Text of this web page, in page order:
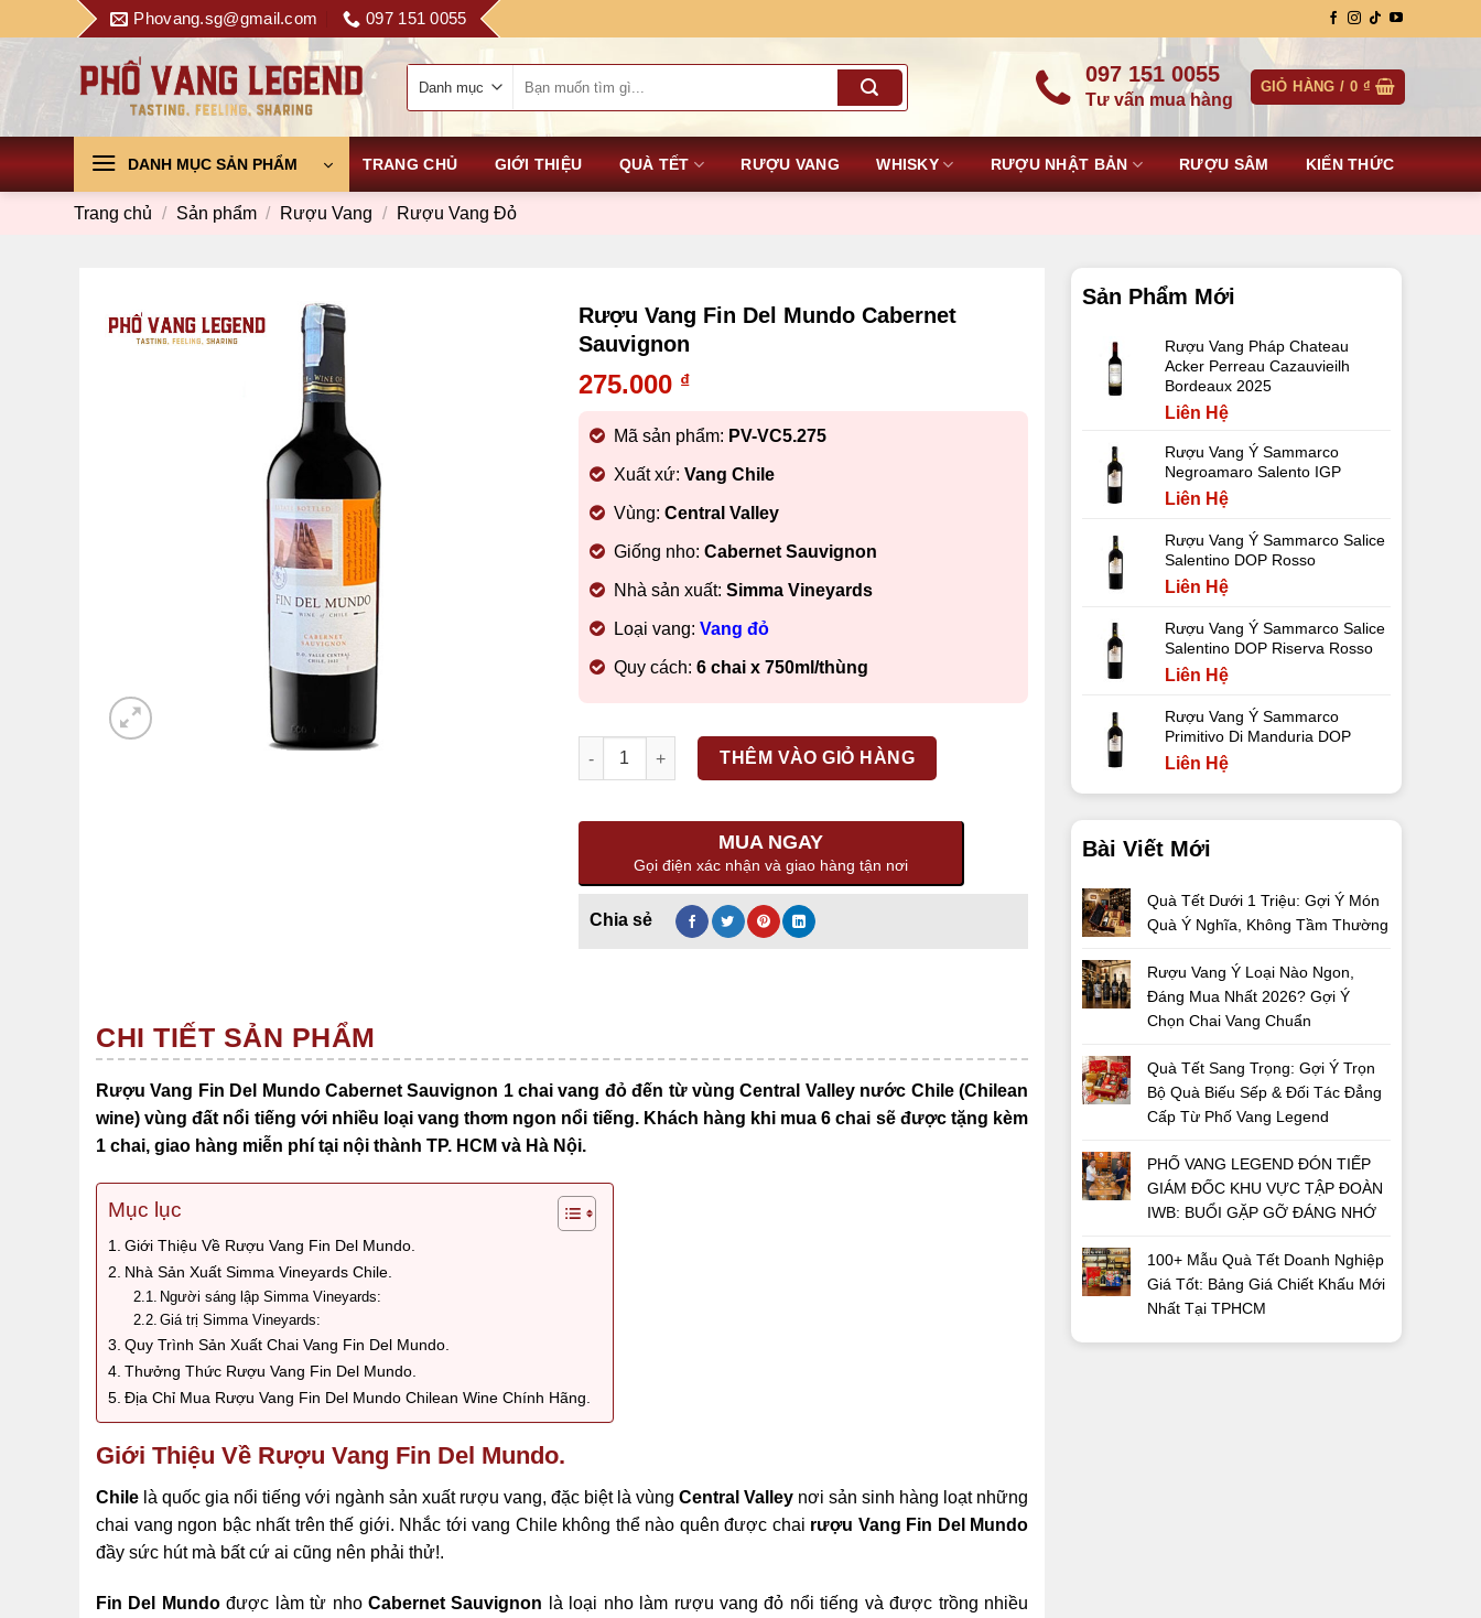
to
Phovang.sg@gmail.com 097 151 0055
kiếm:
097 151 0055
Tư vấn mua hàng
GIỎ HÀNG / 0 ₫
DANH MỤC SẢN PHẨM TRANG CHỦ GIỚI THIỆU QUÀ TẾT RƯỢU VANG WHISKY RƯỢU NHẬT BẢN RƯỢU SÂM KIẾN THỨC
Trang chủ / Sản phẩm / Rượu Vang / Rượu Vang Đỏ
Sản Phẩm Mới
Rượu Vang Pháp Chateau
Acker Perreau Cazauvieilh
Bordeaux 2025
Liên Hệ
Rượu Vang Ý Sammarco
Negroamaro Salento IGP
Liên Hệ
Rượu Vang Ý Sammarco Salice
Salentino DOP Rosso
Liên Hệ
Rượu Vang Ý Sammarco Salice
Salentino DOP Riserva Rosso
Liên Hệ
Rượu Vang Ý Sammarco
Primitivo Di Manduria DOP
Liên Hệ
Bài Viết Mới
Quà Tết Dưới 1 Triệu: Gợi Ý Món
Quà Ý Nghĩa, Không Tầm Thường
Rượu Vang Ý Loại Nào Ngon,
Đáng Mua Nhất 2026? Gợi Ý
Chọn Chai Vang Chuẩn
Quà Tết Sang Trọng: Gợi Ý Trọn
Bộ Quà Biếu Sếp & Đối Tác Đẳng
Cấp Từ Phố Vang Legend
PHỐ VANG LEGEND ĐÓN TIẾP
GIÁM ĐỐC KHU VỰC TẬP ĐOÀN
IWB: BUỔI GẶP GỠ ĐÁNG NHỚ
100+ Mẫu Quà Tết Doanh Nghiệp
Giá Tốt: Bảng Giá Chiết Khấu Mới
Nhất Tại TPHCM
Rượu Vang Fin Del Mundo Cabernet
Sauvignon
275.000 ₫
Mã sản phẩm: PV-VC5.275
Xuất xứ: Vang Chile
Vùng: Central Valley
Giống nho: Cabernet Sauvignon
Nhà sản xuất: Simma Vineyards
Loại vang: Vang đỏ
Quy cách: 6 chai x 750ml/thùng
Số lượng
THÊM VÀO GIỎ HÀNG
MUA NGAY
Gọi điện xác nhận và giao hàng tận nơi
CHI TIẾT SẢN PHẨM
Rượu Vang Fin Del Mundo Cabernet Sauvignon 1 chai vang đỏ đến từ vùng Central Valley nước Chile (Chilean
wine) vùng đất nổi tiếng với nhiều loại vang thơm ngon nổi tiếng. Khách hàng khi mua 6 chai sẽ được tặng kèm
1 chai, giao hàng miễn phí tại nội thành TP. HCM và Hà Nội.
Mục lục
Giới Thiệu Về Rượu Vang Fin Del Mundo.
Nhà Sản Xuất Simma Vineyards Chile.
Người sáng lập Simma Vineyards:
Giá trị Simma Vineyards:
Quy Trình Sản Xuất Chai Vang Fin Del Mundo.
Thưởng Thức Rượu Vang Fin Del Mundo.
Địa Chỉ Mua Rượu Vang Fin Del Mundo Chilean Wine Chính Hãng.
Giới Thiệu Về Rượu Vang Fin Del Mundo.
Chile là quốc gia nổi tiếng với ngành sản xuất rượu vang, đặc biệt là vùng Central Valley nơi sản sinh hàng loạt những
chai vang ngon bậc nhất trên thế giới. Nhắc tới vang Chile không thể nào quên được chai rượu Vang Fin Del Mundo
đầy sức hút mà bất cứ ai cũng nên phải thử!.
Fin Del Mundođược làm từ nhoCabernet Sauvignon
là loại nho làm rượu vang đỏ nổi tiếng và được trồng nhiều